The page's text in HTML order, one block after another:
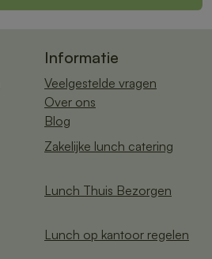
Informatie
Veelgestelde vragen
Over ons
Blog
Zakelijke lunch catering
Lunch Thuis Bezorgen
Lunch op kantoor regelen